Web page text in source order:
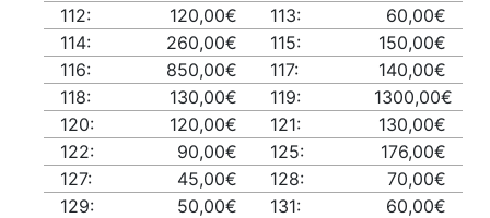
112:
120,00€ 113:
60,00€
114:
260,00€ 115:
150,00€
116:
850,00€ 117:
140,00€
118:
130,00€ 119:
1300,00€
120:
120,00€ 121:
130,00€
122:
90,00€ 125:
176,00€
127:
45,00€ 128:
70,00€
129:
50,00€ 131:
60,00€